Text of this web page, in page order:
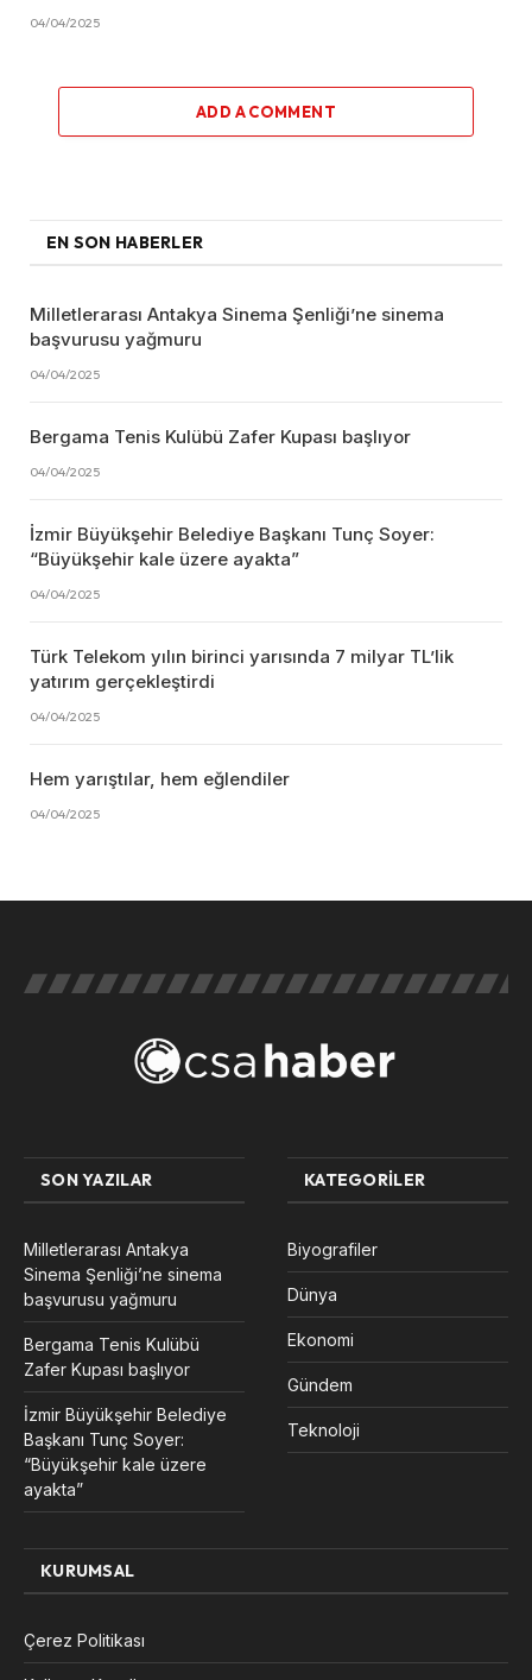
04/04/2025
ADD A COMMENT
EN SON HABERLER
Milletlerarası Antakya Sinema Şenliği’ne sinema
başvurusu yağmuru
04/04/2025
Bergama Tenis Kulübü Zafer Kupası başlıyor
04/04/2025
İzmir Büyükşehir Belediye Başkanı Tunç Soyer:
“Büyükşehir kale üzere ayakta”
04/04/2025
Türk Telekom yılın birinci yarısında 7 milyar TL’lik
yatırım gerçekleştirdi
04/04/2025
Hem yarıştılar, hem eğlendiler
04/04/2025
SON YAZILAR
Milletlerarası Antakya
Sinema Şenliği’ne sinema
başvurusu yağmuru
Bergama Tenis Kulübü
Zafer Kupası başlıyor
İzmir Büyükşehir Belediye
Başkanı Tunç Soyer:
“Büyükşehir kale üzere
ayakta”
KATEGORILER
Biyografiler
Dünya
Ekonomi
Gündem
Teknoloji
KURUMSAL
Çerez Politikası